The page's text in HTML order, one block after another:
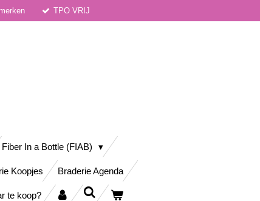
TPO VRIJ
Fiber In a Bottle (FIAB)
Koopjes Braderie Agenda
te koop?